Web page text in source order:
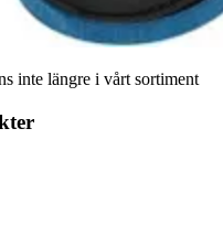
inte längre i vårt sortiment